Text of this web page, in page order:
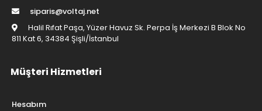
siparis@voltaj.net
Halil Rıfat Paşa, Yüzer Havuz Sk. Perpa İş Merkezi B Blok No
811 Kat 6, 34384 Şişli/İstanbul
Müşteri Hizmetleri
Hesabım